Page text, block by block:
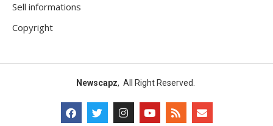
Sell informations
Copyright
Newscapz, All Right Reserved.